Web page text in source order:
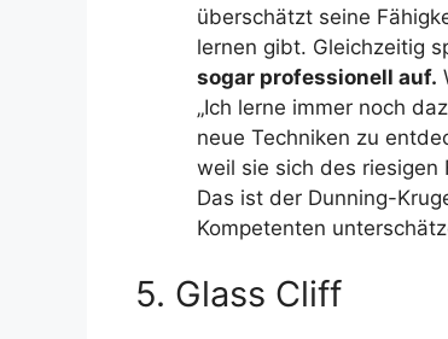
überschätzt seine
lernen gibt. Gleichzeitig
sogar professionell auf.
„Ich lerne immer noch
neue Techniken zu
weil sie sich des riesigen
Das ist der Dunning-
Kompetenten
5. Glass Cliff